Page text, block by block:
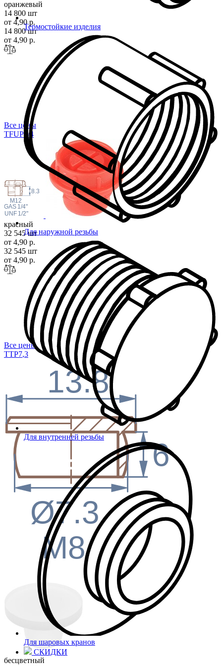
Термостойкие изделия
Для наружной резьбы
Для внутренней резьбы
Для шаровых кранов
СКИДКИ
оранжевый
14 800 шт
от 4,90 р.
14 800 шт
от 4,90 р.
Все цены
TFUP1 /4
8.3
GAS 1/4"
UNF 1/2"
M12
красный
32 545 шт
от 4,90 р.
32 545 шт
от 4,90 р.
Все цены
TTP7,3
6
Ø7.3
13.8
M8
бесцветный